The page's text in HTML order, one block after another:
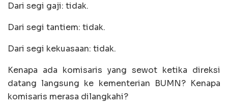
Dari segi gaji: tidak.
Dari segi tantiem: tidak.
Dari segi kekuasaan: tidak.
Kenapa ada komisaris yang sewot ketika direksi
datang langsung ke kementerian BUMN? Kenapa
komisaris merasa dilangkahi?